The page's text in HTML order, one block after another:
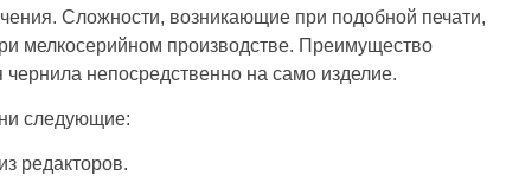
Сложности, возникающие при подобной печати,
мелкосерийном производстве. Преимущество
непосредственно на само изделие.
следующие:
редакторов.